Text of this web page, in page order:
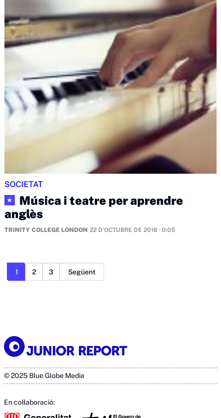
SOCIETAT
★
Música i teatre per aprendre
anglès
TRINITY COLLEGE LONDON 22 D'OCTUBRE DE 2018 · 0:05
Paginació
1 2 3 Següent
© 2025 Blue Globe Media
En col·laboració: